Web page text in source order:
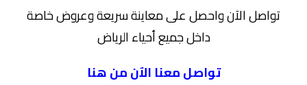
تواصل الآن واحصل على معاينة سريعة وعروض خاصة
داخل جميع أحياء الرياض
تواصل معنا الآن من هنا